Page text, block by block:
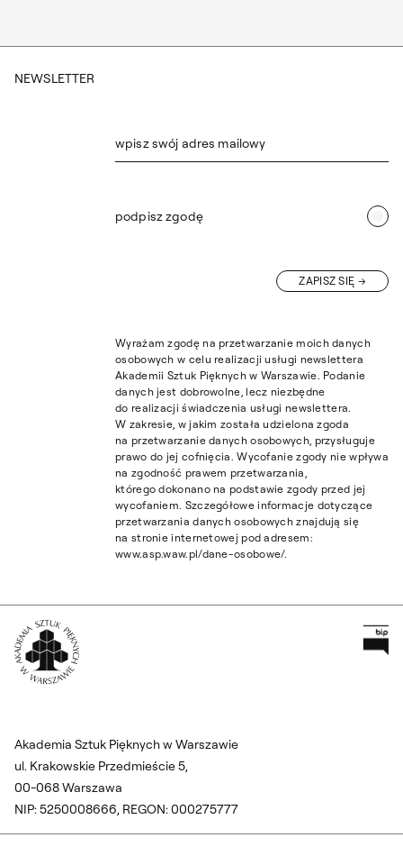
NEWSLETTER
wpisz swój adres mailowy
podpisz zgodę
ZAPISZ SIĘ
Wyrażam zgodę na przetwarzanie moich danych
osobowych w celu realizacji usługi newslettera
Akademii Sztuk Pięknych w Warszawie. Podanie
danych jest dobrowolne, lecz niezbędne
do realizacji świadczenia usługi newslettera.
W zakresie, w jakim została udzielona zgoda
na przetwarzanie danych osobowych, przysługuje
prawo do jej cofnięcia. Wycofanie zgody nie wpływa
na zgodność prawem przetwarzania,
którego dokonano na podstawie zgody przed jej
wycofaniem. Szczegółowe informacje dotyczące
przetwarzania danych osobowych znajdują się
na stronie internetowej pod adresem:
www.asp.waw.pl/dane-osobowe/.
Akademia Sztuk Pięknych w Warszawie
ul. Krakowskie Przedmieście 5,
00-068 Warszawa
NIP: 5250008666, REGON: 000275777